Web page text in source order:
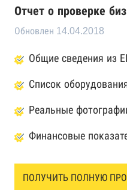
Отчет о проверке
Обновлен 14.04.2018
Общие сведения из
Список
Реальные
Финансовые
ПОЛУЧИТЬ ПОЛНУЮ